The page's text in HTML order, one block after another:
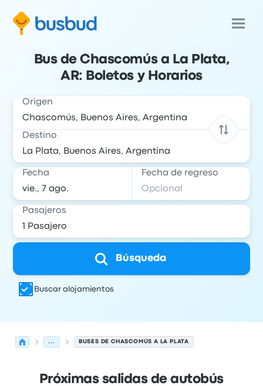
Bus de Chascomús a La Plata,
AR: Boletos y Horarios
Origen
Destino
Fecha Fecha de regreso
Pasajeros
Búsqueda
Buscar alojamientos
... BUSES DE CHASCOMÚS A LA PLATA
Próximas salidas de autobús